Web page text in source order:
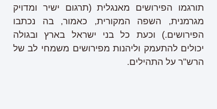
תורגמו הפירושים מאנגלית (תרגום ישיר ומדויק
מגרמנית, השפה המקורית, כאמור, בה נכתבו
הפירושים.) וכעת כל בני ישראל בארץ ובגולה
יכולים להתעמק וליהנות מפירושים משמחי לב של
הרש"ר על התהילים.